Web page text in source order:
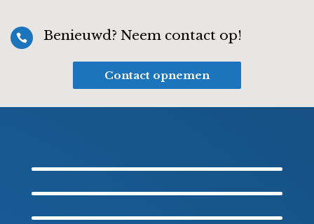
 Benieuwd? Neem contact op!
Contact opnemen